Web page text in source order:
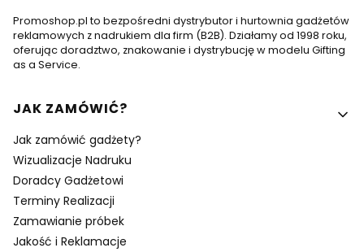
Promoshop.pl to bezpośredni dystrybutor i hurtownia gadżetów
reklamowych z nadrukiem dla firm (B2B). Działamy od 1998 roku,
oferując doradztwo, znakowanie i dystrybucję w modelu Gifting
as a Service.
Linki w stopce
JAK ZAMÓWIĆ?
Jak zamówić gadżety?
Wizualizacje Nadruku
Doradcy Gadżetowi
Terminy Realizacji
Zamawianie próbek
Jakość i Reklamacje